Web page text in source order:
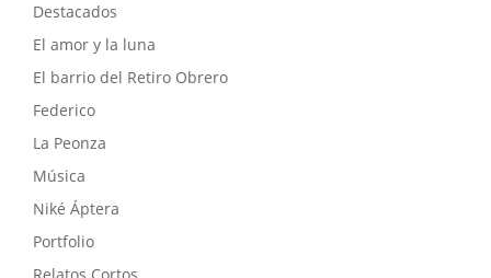
Destacados
El amor y la luna
El barrio del Retiro Obrero
Federico
La Peonza
Música
Niké Áptera
Portfolio